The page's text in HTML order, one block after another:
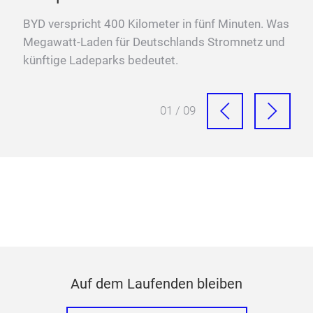
BYD verspricht 400 Kilometer in fünf Minuten. Was
Megawatt-Laden für Deutschlands Stromnetz und
künftige Ladeparks bedeutet.
01 / 09
Auf dem Laufenden bleiben